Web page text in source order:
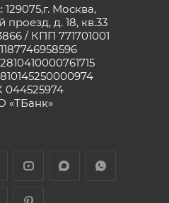
Москва,
д. 18, кв.33
/ КПП 771701001
044525974
«ТБанк»